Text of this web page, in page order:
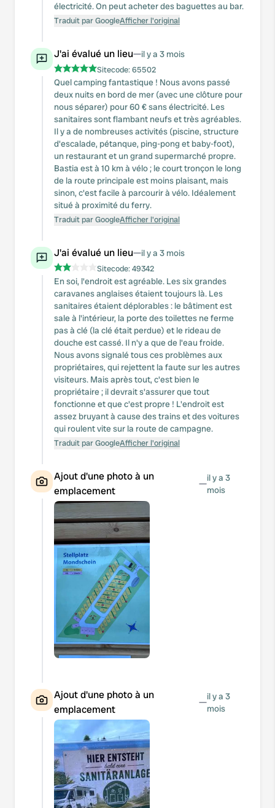
électricité. On peut acheter des baguettes au bar.
Traduit par GoogleAfficher l'original
J'ai évalué un lieu—il y a 3 mois
Sitecode:65502
Quel camping fantastique ! Nous avons passé
deux nuits en bord de mer (avec une clôture pour
nous séparer) pour 60 € sans électricité. Les
sanitaires sont flambant neufs et très agréables.
Il y a de nombreuses activités (piscine, structure
d'escalade, pétanque, ping-pong et baby-foot),
un restaurant et un grand supermarché propre.
Bastia est à 10 km à vélo ; le court tronçon le long
de la route principale est moins plaisant, mais
sinon, c'est facile à parcourir à vélo. Idéalement
situé à proximité du ferry.
Traduit par GoogleAfficher l'original
J'ai évalué un lieu—il y a 3 mois
Sitecode:49342
En soi, l'endroit est agréable. Les six grandes
caravanes anglaises étaient toujours là. Les
sanitaires étaient déplorables : le bâtiment est
sale à l'intérieur, la porte des toilettes ne ferme
pas à clé (la clé était perdue) et le rideau de
douche est cassé. Il n'y a que de l'eau froide.
Nous avons signalé tous ces problèmes aux
propriétaires, qui rejettent la faute sur les autres
visiteurs. Mais après tout, c'est bien le
propriétaire ; il devrait s'assurer que tout
fonctionne et que c'est propre ! L'endroit est
assez bruyant à cause des trains et des voitures
qui roulent vite sur la route de campagne.
Traduit par GoogleAfficher l'original
Ajout d'une photo à un
emplacement
—il y a 3
mois
Ajout d'une photo à un
emplacement
—il y a 3
mois